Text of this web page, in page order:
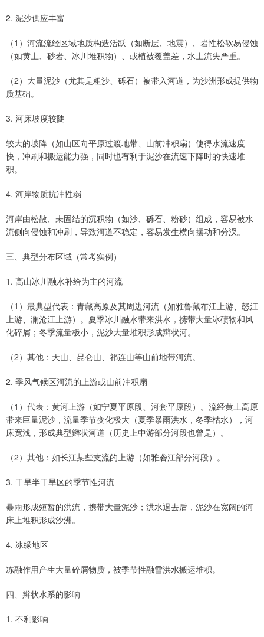
2. 泥沙供应丰富
（1）河流流经区域地质构造活跃（如断层、地震）、岩性松软易侵蚀
（如黄土、砂岩、冰川堆积物）、或植被覆盖差，水土流失严重。
（2）大量泥沙（尤其是粗沙、砾石）被带入河道，为沙洲形成提供物
质基础。
3. 河床坡度较陡
较大的坡降（如山区向平原过渡地带、山前冲积扇）使得水流速度
快，冲刷和搬运能力强，同时也有利于泥沙在流速下降时的快速堆
积。
4. 河岸物质抗冲性弱
河岸由松散、未固结的沉积物（如沙、砾石、粉砂）组成，容易被水
流侧向侵蚀和冲刷，导致河道不稳定，容易发生横向摆动和分汊。
三、典型分布区域（常考实例）
1. 高山冰川融水补给为主的河流
（1）最典型代表：青藏高原及其周边河流（如雅鲁藏布江上游、怒江
上游、澜沧江上游）。夏季冰川融水带来洪水，携带大量冰碛物和风
化碎屑；冬季流量极小，泥沙大量堆积形成辫状河。
（2）其他：天山、昆仑山、祁连山等山前地带河流。
2. 季风气候区河流的上游或山前冲积扇
（1）代表：黄河上游（如宁夏平原段、河套平原段）。流经黄土高原
带来巨量泥沙，流量季节变化极大（夏季暴雨洪水，冬季枯水），河
床宽浅，形成典型辫状河道（历史上中游部分河段也曾是）。
（2）其他：如长江某些支流的上游（如雅砻江部分河段）。
3. 干旱半干旱区的季节性河流
暴雨形成短暂的洪流，携带大量泥沙；洪水退去后，泥沙在宽阔的河
床上堆积形成沙洲。
4. 冰缘地区
冻融作用产生大量碎屑物质，被季节性融雪洪水搬运堆积。
四、辫状水系的影响
1. 不利影响